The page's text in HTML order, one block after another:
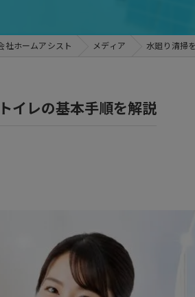
社ホームアシスト メディア 水廻り清掃
イレの基本手順を解説